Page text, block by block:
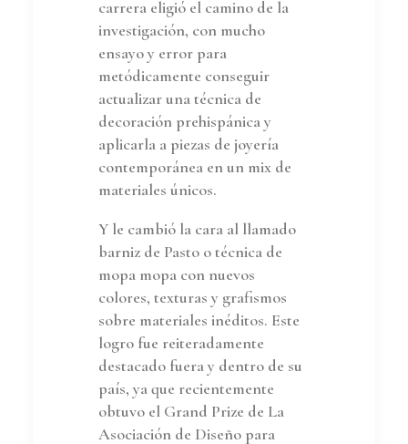
carrera eligió el camino de la
investigación, con mucho
ensayo y error para
metódicamente conseguir
actualizar una técnica de
decoración prehispánica y
aplicarla a piezas de joyería
contemporánea en un mix de
materiales únicos.
Y le cambió la cara al llamado
barniz de Pasto o técnica de
mopa mopa con nuevos
colores, texturas y grafismos
sobre materiales inéditos. Este
logro fue reiteradamente
destacado fuera y dentro de su
país, ya que recientemente
obtuvo el Grand Prize de La
Asociación de Diseño para